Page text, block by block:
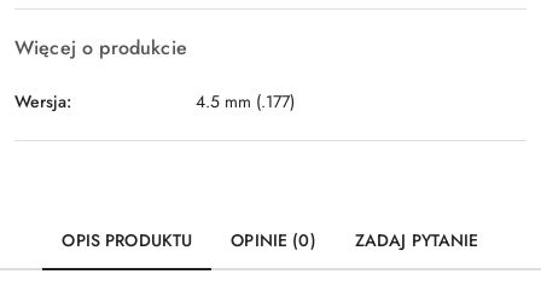
Więcej o produkcie
Wersja: 4.5 mm (.177)
OPIS PRODUKTU OPINIE (0) ZADAJ PYTANIE